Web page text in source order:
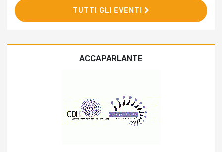
TUTTI GLI EVENTI
ACCAPARLANTE